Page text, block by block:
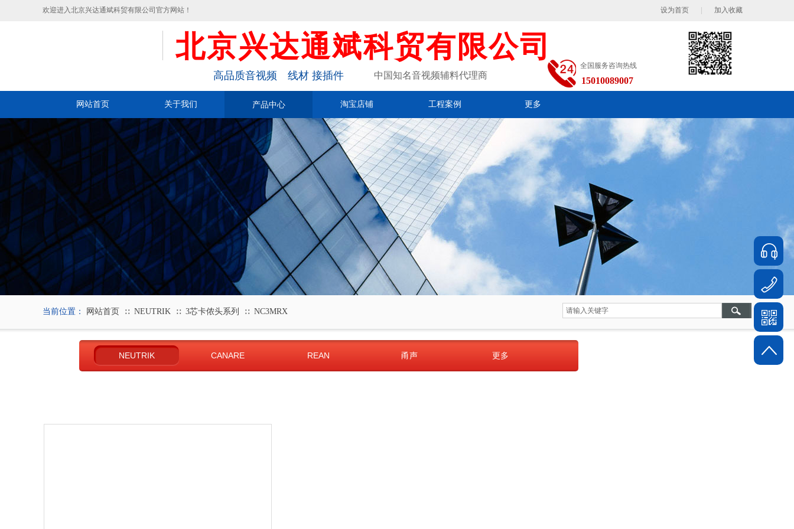
设为首页 加入收藏
欢迎进入北京兴达通斌科贸有限公司官方网站！
北京兴达通斌科贸有限公司
高品质音视频 线材 接插件 中国知名音视频辅料代理商
全国服务咨询热线
15010089007
网站首页 关于我们 产品中心 淘宝店铺 工程案例 更多
当前位置： 网站首页 ∷ NEUTRIK ∷ 3芯卡侬头系列 ∷ NC3MRX
NEUTRIK CANARE REAN 甬声 更多